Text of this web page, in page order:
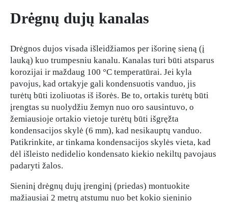
Drėgnų dujų kanalas
Drėgnos dujos visada išleidžiamos per išorinę sieną (į
lauką) kuo trumpesniu kanalu. Kanalas turi būti atsparus
korozijai ir maždaug 100 °C temperatūrai. Jei kyla
pavojus, kad ortakyje gali kondensuotis vanduo, jis
turėtų būti izoliuotas iš išorės. Be to, ortakis turėtų būti
įrengtas su nuolydžiu žemyn nuo oro sausintuvo, o
žemiausioje ortakio vietoje turėtų būti išgręžta
kondensacijos skylė (6 mm), kad nesikauptų vanduo.
Patikrinkite, ar tinkama kondensacijos skylės vieta, kad
dėl išleisto nedidelio kondensato kiekio nekiltų pavojaus
padaryti žalos.
Sieninį drėgnų dujų įrenginį (priedas) montuokite
mažiausiai 2 metrų atstumu nuo bet kokio sieninio